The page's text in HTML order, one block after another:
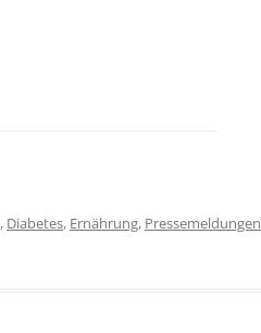
, Diabetes, Ernährung, Pressemeldungen